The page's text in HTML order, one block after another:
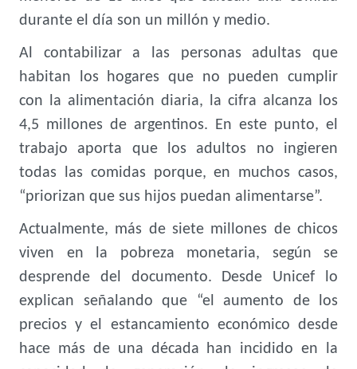
durante el día son un millón y medio.
Al contabilizar a las personas adultas que
habitan los hogares que no pueden cumplir
con la alimentación diaria, la cifra alcanza los
4,5 millones de argentinos. En este punto, el
trabajo aporta que los adultos no ingieren
todas las comidas porque, en muchos casos,
“priorizan que sus hijos puedan alimentarse”.
Actualmente, más de siete millones de chicos
viven en la pobreza monetaria, según se
desprende del documento. Desde Unicef lo
explican señalando que “el aumento de los
precios y el estancamiento económico desde
hace más de una década han incidido en la